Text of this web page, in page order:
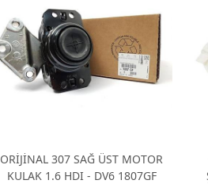
ORİJİNAL 307 SAĞ ÜST MOTOR
KULAK 1.6 HDI - DV6 1807GF